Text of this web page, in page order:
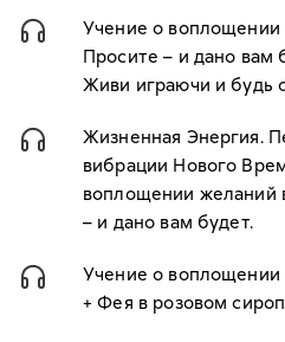
Учение о воплощении
Просите – и дано вам
Живи играючи и будь
Жизненная Энергия.
вибрации Нового
воплощении желаний
– и дано вам будет.
Учение о воплощении
+ Фея в розовом